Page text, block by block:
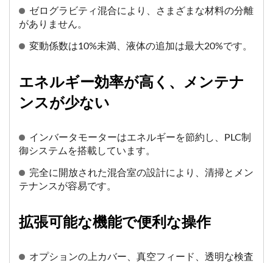
ゼログラビティ混合により、さまざまな材料の分離
がありません。
変動係数は10%未満、液体の追加は最大20%です。
エネルギー効率が高く、メンテナ
ンスが少ない
インバータモーターはエネルギーを節約し、PLC制
御システムを搭載しています。
完全に開放された混合室の設計により、清掃とメン
テナンスが容易です。
拡張可能な機能で便利な操作
オプションの上カバー、真空フィード、透明な検査